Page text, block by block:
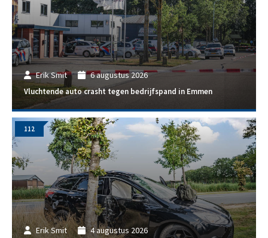
Erik Smit 6 augustus 2026
Vluchtende auto crasht tegen bedrijfspand in Emmen
Erik Smit 4 augustus 2026
112